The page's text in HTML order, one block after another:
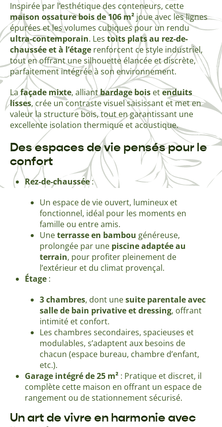
Inspirée par l’esthétique des conteneurs, cette
maison ossature bois de 106 m² joue avec les lignes
épurées et les volumes cubiques pour un rendu
ultra-contemporain. Les toits plats au rez-de-
chaussée et à l’étage renforcent ce style industriel,
tout en offrant une silhouette élancée et discrète,
parfaitement intégrée à son environnement.
La façade mixte, alliantbardage bois etenduits
lisses, crée un contraste visuel saisissant et met en
valeur la structure bois, tout en garantissant une
excellente isolation thermique et acoustique.
Des espaces de vie pensés pour le
confort
Rez-de-chaussée:
Un espace de vie ouvert, lumineux et
fonctionnel, idéal pour les moments en
famille ou entre amis.
Uneterrasse en bambou généreuse,
prolongée par une piscine adaptée au
terrain, pour profiter pleinement de
l’extérieur et du climat provençal.
Étage :
3 chambres, dont unesuite parentale avec
salle de bain privative et dressing, offrant
intimité et confort.
Les chambres secondaires, spacieuses et
modulables, s’adaptent aux besoins de
chacun (espace bureau, chambre d’enfant,
etc.).
Garage intégré de 25 m² : Pratique et discret, il
complète cette maison en offrant un espace de
rangement ou de stationnement sécurisé.
Un art de vivre en harmonie avec